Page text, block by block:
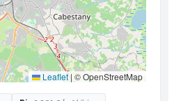
Leaflet| © OpenStreetMap